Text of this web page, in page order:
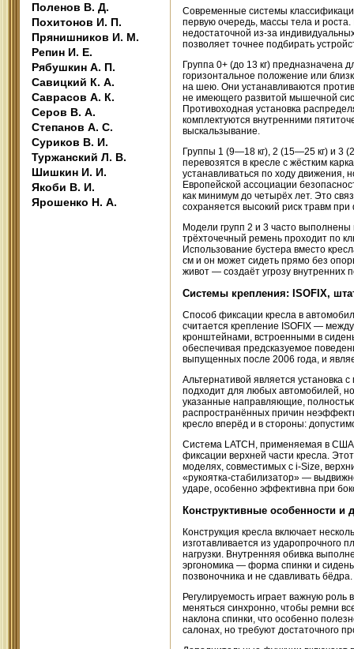
Поленов В. Д.
Похитонов И. П.
Прянишников И. М.
Репин И. Е.
Рябушкин А. П.
Савицкий К. А.
Саврасов А. К.
Серов В. А.
Степанов А. С.
Суриков В. И.
Туржанский Л. В.
Шишкин И. И.
Якоби В. И.
Ярошенко Н. А.
Современные системы
первую очередь, массы тела и
недостаточной из-за
позволяет точнее подбирать
Группа 0+ (до 13 кг) предназначена
горизонтальное положение или
на шею. Они устанавливаются
не имеющего развитой мышечной
Противоходная установка
комплектуются внутренними
выскальзывание.
Группы 1 (9—18 кг), 2 (15—25 кг) и 3
перевозятся в кресле с жёстким
устанавливаться по ходу
Европейской ассоциации
как минимум до четырёх лет. Это
сохраняется высокий риск травм
Модели групп 2 и 3 часто
трёхточечный ремень проходит по
Использование бустера вместо
см и он может сидеть прямо без
живот — создаёт угрозу внутренних
Системы крепления: ISOFIX,
Способ фиксации кресла в
считается крепление ISOFIX —
кронштейнами, встроенными в
обеспечивая предсказуемое
выпущенных после 2006 года, и
Альтернативой является установка
подходит для любых автомобилей,
указанные направляющие,
распространённых причин
кресло вперёд и в стороны:
Система LATCH, применяемая в США,
фиксации верхней части кресла.
моделях, совместимых с i-Size,
«рукоятка-стабилизатор» —
ударе, особенно эффективна при
Конструктивные особенности
Конструкция кресла включает
изготавливается из ударопрочного
нагрузки. Внутренняя обивка
эргономика — форма спинки и
позвоночника и не сдавливать бёдра.
Регулируемость играет важную
меняться синхронно, чтобы ремни
наклона спинки, что особенно
салонах, но требуют достаточного